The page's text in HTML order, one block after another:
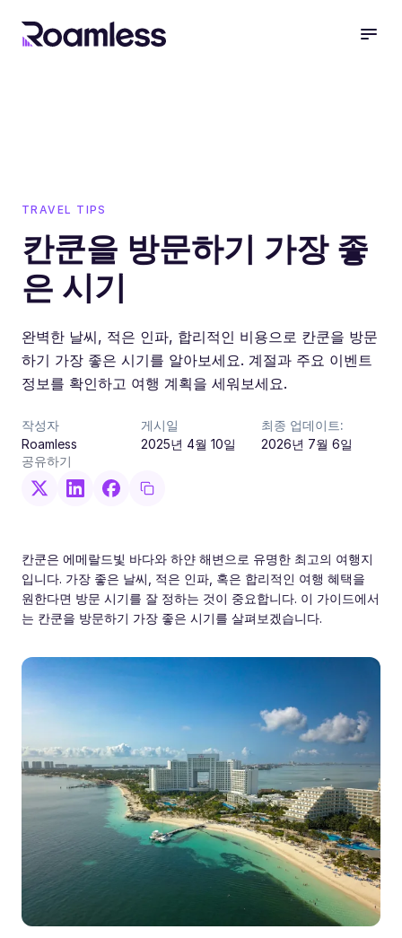
TRAVEL TIPS
칸쿤을 방문하기 가장 좋
은 시기
완벽한 날씨, 적은 인파, 합리적인 비용으로 칸쿤을 방문
하기 가장 좋은 시기를 알아보세요. 계절과 주요 이벤트
정보를 확인하고 여행 계획을 세워보세요.
작성자
Roamless
게시일
2025년 4월 10일
최종 업데이트:
2026년 7월 6일
공유하기
칸쿤은 에메랄드빛 바다와 하얀 해변으로 유명한 최고의 여행지
입니다. 가장 좋은 날씨, 적은 인파, 혹은 합리적인 여행 혜택을
원한다면 방문 시기를 잘 정하는 것이 중요합니다. 이 가이드에서
는 칸쿤을 방문하기 가장 좋은 시기를 살펴보겠습니다.